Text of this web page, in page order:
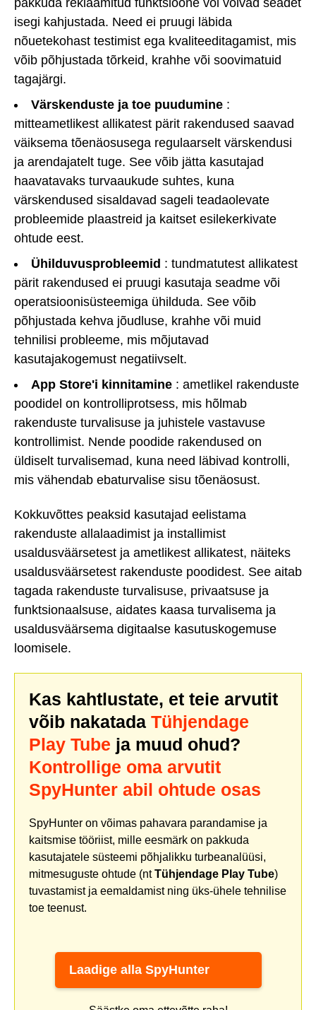
isegi kahjustada. Need ei pruugi läbida
nõuetekohast testimist ega kvaliteeditagamist, mis
võib põhjustada tõrkeid, krahhe või soovimatuid
tagajärgi.
Värskenduste ja toe puudumine :
mitteametlikest allikatest pärit rakendused saavad
väiksema tõenäosusega regulaarselt värskendusi
ja arendajatelt tuge. See võib jätta kasutajad
haavatavaks turvaaukude suhtes, kuna
värskendused sisaldavad sageli teadaolevate
probleemide plaastreid ja kaitset esilekerkivate
ohtude eest.
Ühilduvusprobleemid : tundmatutest allikatest
pärit rakendused ei pruugi kasutaja seadme või
operatsioonisüsteemiga ühilduda. See võib
põhjustada kehva jõudluse, krahhe või muid
tehnilisi probleeme, mis mõjutavad
kasutajakogemust negatiivselt.
App Store'i kinnitamine : ametlikel rakenduste
poodidel on kontrolliprotsess, mis hõlmab
rakenduste turvalisuse ja juhistele vastavuse
kontrollimist. Nende poodide rakendused on
üldiselt turvalisemad, kuna need läbivad kontrolli,
mis vähendab ebaturvalise sisu tõenäosust.
Kokkuvõttes peaksid kasutajad eelistama
rakenduste allalaadimist ja installimist
usaldusväärsetest ja ametlikest allikatest, näiteks
usaldusväärsetest rakenduste poodidest. See aitab
tagada rakenduste turvalisuse, privaatsuse ja
funktsionaalsuse, aidates kaasa turvalisema ja
usaldusväärsema digitaalse kasutuskogemuse
loomisele.
Kas kahtlustate, et teie arvutit
võib nakatada Tühjendage
Play Tube ja muud ohud?
Kontrollige oma arvutit
SpyHunter abil ohtude osas
SpyHunter on võimas pahavara parandamise ja
kaitsmise tööriist, mille eesmärk on pakkuda
kasutajatele süsteemi põhjalikku turbeanalüüsi,
mitmesuguste ohtude (ntTühjendage Play Tube)
tuvastamist ja eemaldamist ning üks-ühele tehnilise
toe teenust.
Laadige alla SpyHunter